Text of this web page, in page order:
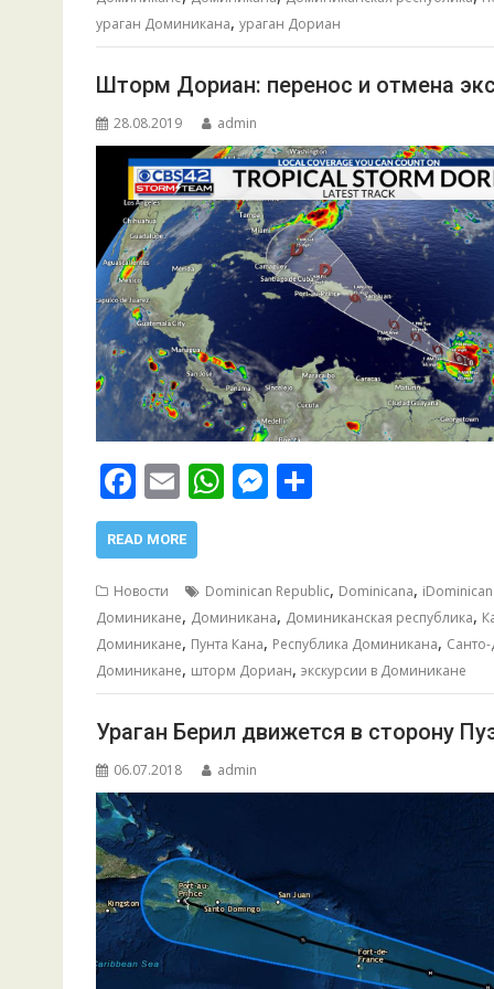
o
k
p
p
g
er
в
и
т
ь
ураган Доминикана, ураган Дориан
Шторм Дориан: перенос и отмена
28.08.2019 admin
F
ac
e
b
o
o
k
E
m
ai
l
W
s
A
p
p
M
e
n
g
er
р
а
в
и
т
READ MORE
Новости Dominican Republic, Dominicana,
Доминикане, Доминикана, Доминиканская республика,
Доминикане, Пунта Кана, Республика Доминикана,
Доминикане, шторм Дориан, экскурсии в Доминикане
Ураган Берил движется в сторону
06.07.2018 admin